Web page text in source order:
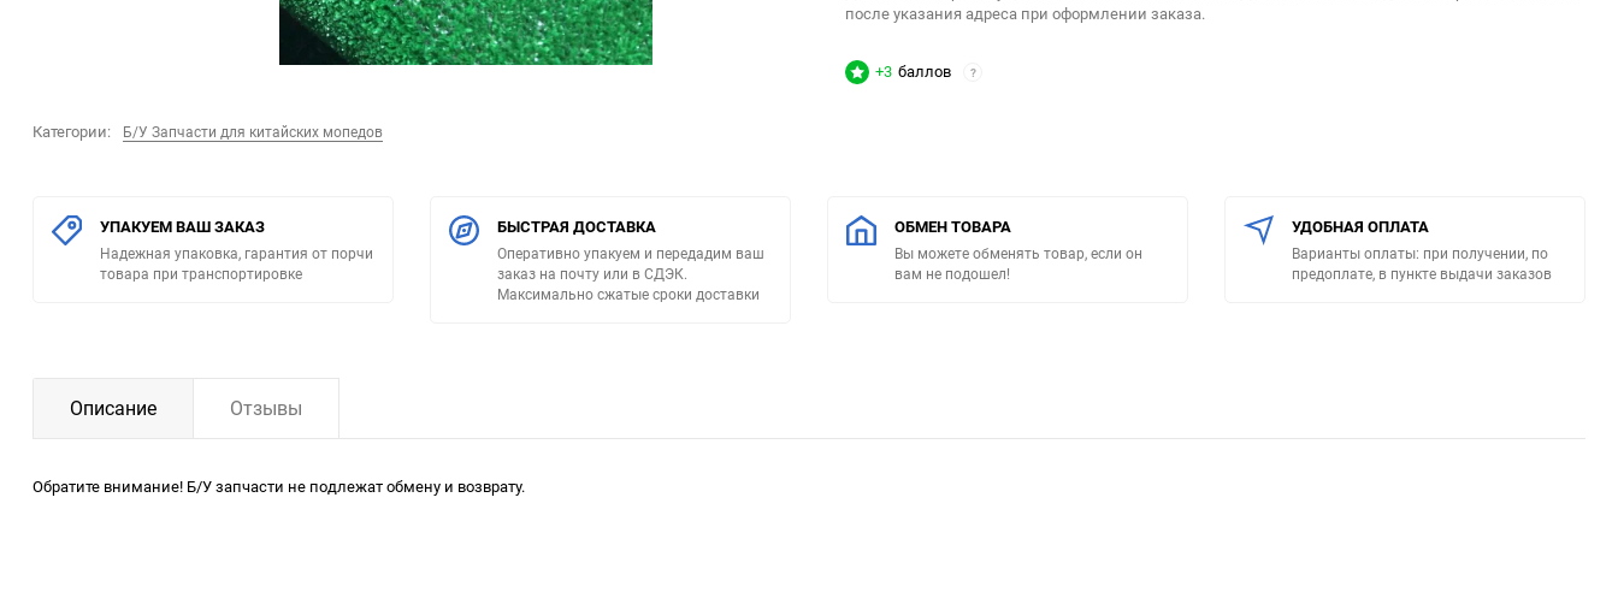
Категории: Б/У Запчасти для китайских мопедов
после указания адреса при оформлении заказа.
+3 баллов ?
УПАКУЕМ ВАШ ЗАКАЗ
Надежная упаковка, гарантия от порчи
товара при транспортировке
БЫСТРАЯ ДОСТАВКА
Оперативно упакуем и передадим ваш
заказ на почту или в СДЭК.
Максимально сжатые сроки доставки
ОБМЕН ТОВАРА
Вы можете обменять товар, если он
вам не подошел!
УДОБНАЯ ОПЛАТА
Варианты оплаты: при получении, по
предоплате, в пункте выдачи заказов
Описание Отзывы
Обратите внимание! Б/У запчасти не подлежат обмену и возврату.